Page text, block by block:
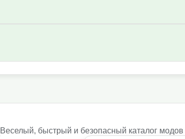
Веселый, быстрый и безопасный каталог